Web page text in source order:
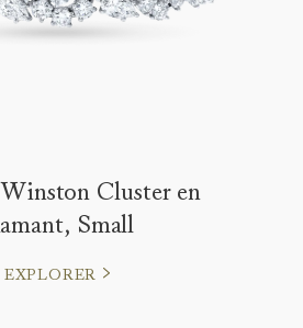
Cluster en
Small
EXPLORER